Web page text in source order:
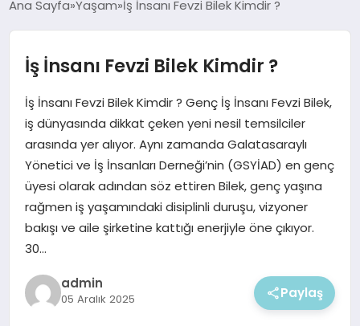
GÜNDEM
YAŞAM
SAĞLIK
TEKNOLOJI
EKONOMI
MAGAZIN
Ana Sayfa Yaşam İş İnsanı Fevzi Bilek Kimdir ?
İş İnsanı Fevzi Bilek Kimdir ?
İş İnsanı Fevzi Bilek Kimdir ? Genç İş İnsanı Fevzi Bilek,
iş dünyasında dikkat çeken yeni nesil temsilciler
arasında yer alıyor. Aynı zamanda Galatasaraylı
Yönetici ve İş İnsanları Derneği’nin (GSYİAD) en genç
üyesi olarak adından söz ettiren Bilek, genç yaşına
rağmen iş yaşamındaki disiplinli duruşu, vizyoner
bakışı ve aile şirketine kattığı enerjiyle öne çıkıyor.
30…
admin
05 Aralık 2025 Paylaş